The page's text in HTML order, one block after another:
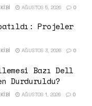
AĞUSTOS 5, 2026 0
Projeler
AĞUSTOS 3, 2026 0
Bazı Dell
Durduruldu?
AĞUSTOS 1, 2026 0